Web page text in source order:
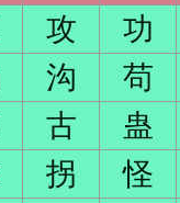
攻 功
沟 苟
古 蛊
拐 怪